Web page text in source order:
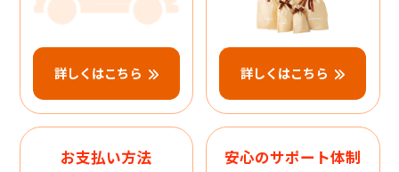
詳しくはこちら 詳しくはこちら
お支払い方法 安心のサポート体制